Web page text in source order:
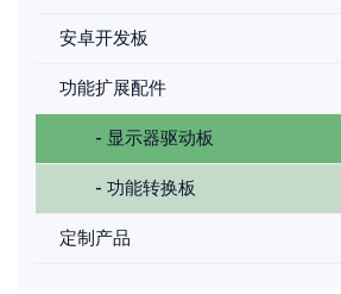
安卓开发板
功能扩展配件
- 显示器驱动板
- 功能转换板
定制产品